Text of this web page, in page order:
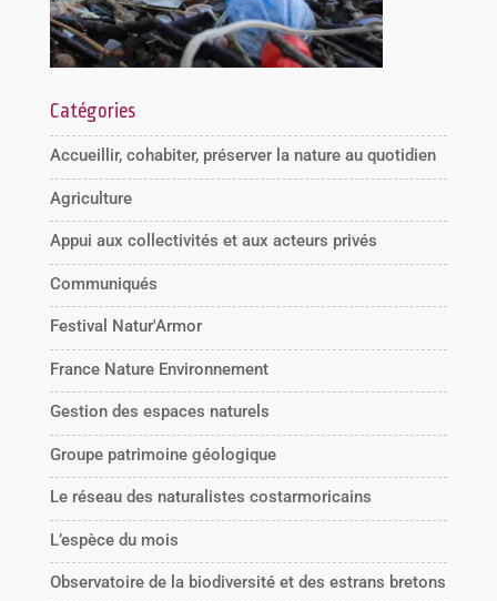
Catégories
Accueillir, cohabiter, préserver la nature au quotidien
Agriculture
Appui aux collectivités et aux acteurs privés
Communiqués
Festival Natur'Armor
France Nature Environnement
Gestion des espaces naturels
Groupe patrimoine géologique
Le réseau des naturalistes costarmoricains
L’espèce du mois
Observatoire de la biodiversité et des estrans bretons